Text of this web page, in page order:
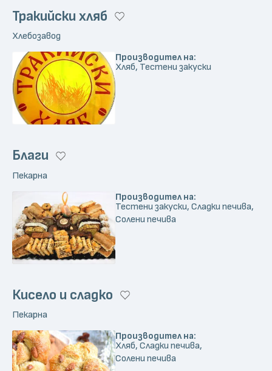
Тракийски хляб
Хлебозавод
Производител на:
Хляб, Тестени закуски
Благи
Пекарна
Производител на:
Тестени закуски, Сладки печива,
Солени печива
Кисело и сладко
Пекарна
Производител на:
Хляб, Сладки печива,
Солени печива